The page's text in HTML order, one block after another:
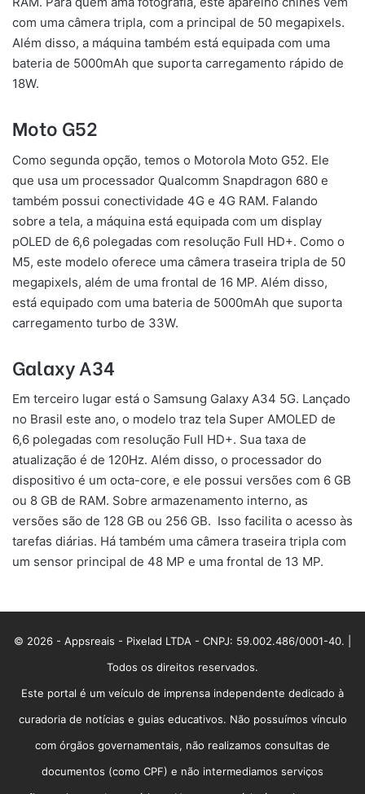
com uma câmera tripla, com a principal de 50 megapixels.
Além disso, a máquina também está equipada com uma
bateria de 5000mAh que suporta carregamento rápido de
18W.
Moto G52
Como segunda opção, temos o Motorola Moto G52. Ele
que usa um processador Qualcomm Snapdragon 680 e
também possui conectividade 4G e 4G RAM. Falando
sobre a tela, a máquina está equipada com um display
pOLED de 6,6 polegadas com resolução Full HD+. Como o
M5, este modelo oferece uma câmera traseira tripla de 50
megapixels, além de uma frontal de 16 MP. Além disso,
está equipado com uma bateria de 5000mAh que suporta
carregamento turbo de 33W.
Galaxy A34
Em terceiro lugar está o Samsung Galaxy A34 5G. Lançado
no Brasil este ano, o modelo traz tela Super AMOLED de
6,6 polegadas com resolução Full HD+. Sua taxa de
atualização é de 120Hz. Além disso, o processador do
dispositivo é um octa-core, e ele possui versões com 6 GB
ou 8 GB de RAM. Sobre armazenamento interno, as
versões são de 128 GB ou 256 GB. Isso facilita o acesso às
tarefas diárias. Há também uma câmera traseira tripla com
um sensor principal de 48 MP e uma frontal de 13 MP.
© 2026 - Appsreais - Pixelad LTDA - CNPJ: 59.002.486/0001-40. |
Todos os direitos reservados.
Este portal é um veículo de imprensa independente dedicado à
curadoria de notícias e guias educativos. Não possuímos vínculo
com órgãos governamentais, não realizamos consultas de
documentos (como CPF) e não intermediamos serviços